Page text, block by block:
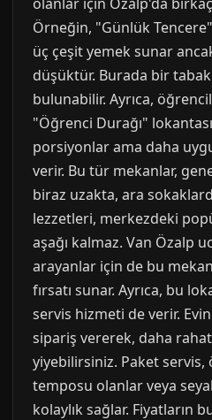
Örneğin, "Günlük
üç çeşit yemek sunar
düşüktür. Burada bir
bulunabilir. Ayrıca,
"Öğrenci Durağı"
porsiyonlar ama daha
verir. Bu tür mekanlar,
biraz uzakta, ara
lezzetleri, merkezdeki
aşağı kalmaz. Van Özalp
arayanlar için de bu
fırsatı sunar. Ayrıca, bu
servis hizmeti de verir.
sipariş vererek, daha
yiyebilirsiniz. Paket servis,
temposu olanlar veya
kolaylık sağlar. Fiyatların